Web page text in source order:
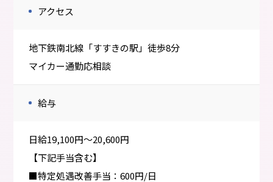
アクセス
地下鉄南北線「すすきの駅」徒歩8分
マイカー通勤応相談
給与
日給19,100円〜20,600円
【下記手当含む】
■特定処遇改善手当：600円/日